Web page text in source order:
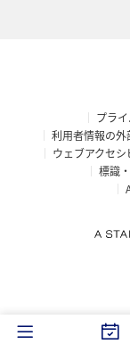
プラ
利用者情報の外
ウェブアクセ
標識